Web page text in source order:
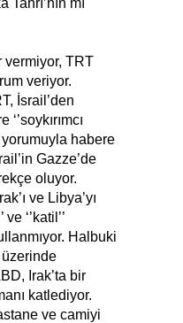
vermiyor, TRT
veriyor.
İsrail’den
yorumuyla habere
Gazze’de
oluyor.
ve Libya’yı
‘’katil’’
Halbuki
üzerinde
Irak’ta bir
katlediyor.
ve camiyi